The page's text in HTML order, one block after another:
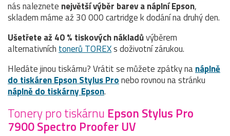
nás naleznete největší výběr barev a náplní Epson,
skladem máme až 30 000 cartridge k dodání na druhý den.
Ušetřete až 40 % tiskových nákladůvýběrem
alternativních tonerů TOREXs doživotní zárukou.
Hledáte jinou tiskárnu? Vrátit se můžete zpátky nanáplně
do tiskáren Epson Stylus Pronebo rovnou na stránku
náplně do tiskárny Epson.
Tonery pro tiskárnu Epson Stylus Pro
7900 Spectro Proofer UV